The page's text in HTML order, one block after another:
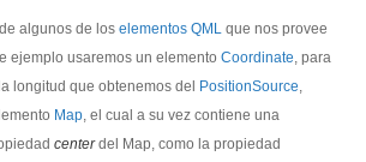
algunos de loselementos QML que nos provee
ejemplo usaremos un elementoCoordinate , para
longitud que obtenemos del PositionSource
Map , el cual a su vez contiene una
centerdel Map, como la propiedad